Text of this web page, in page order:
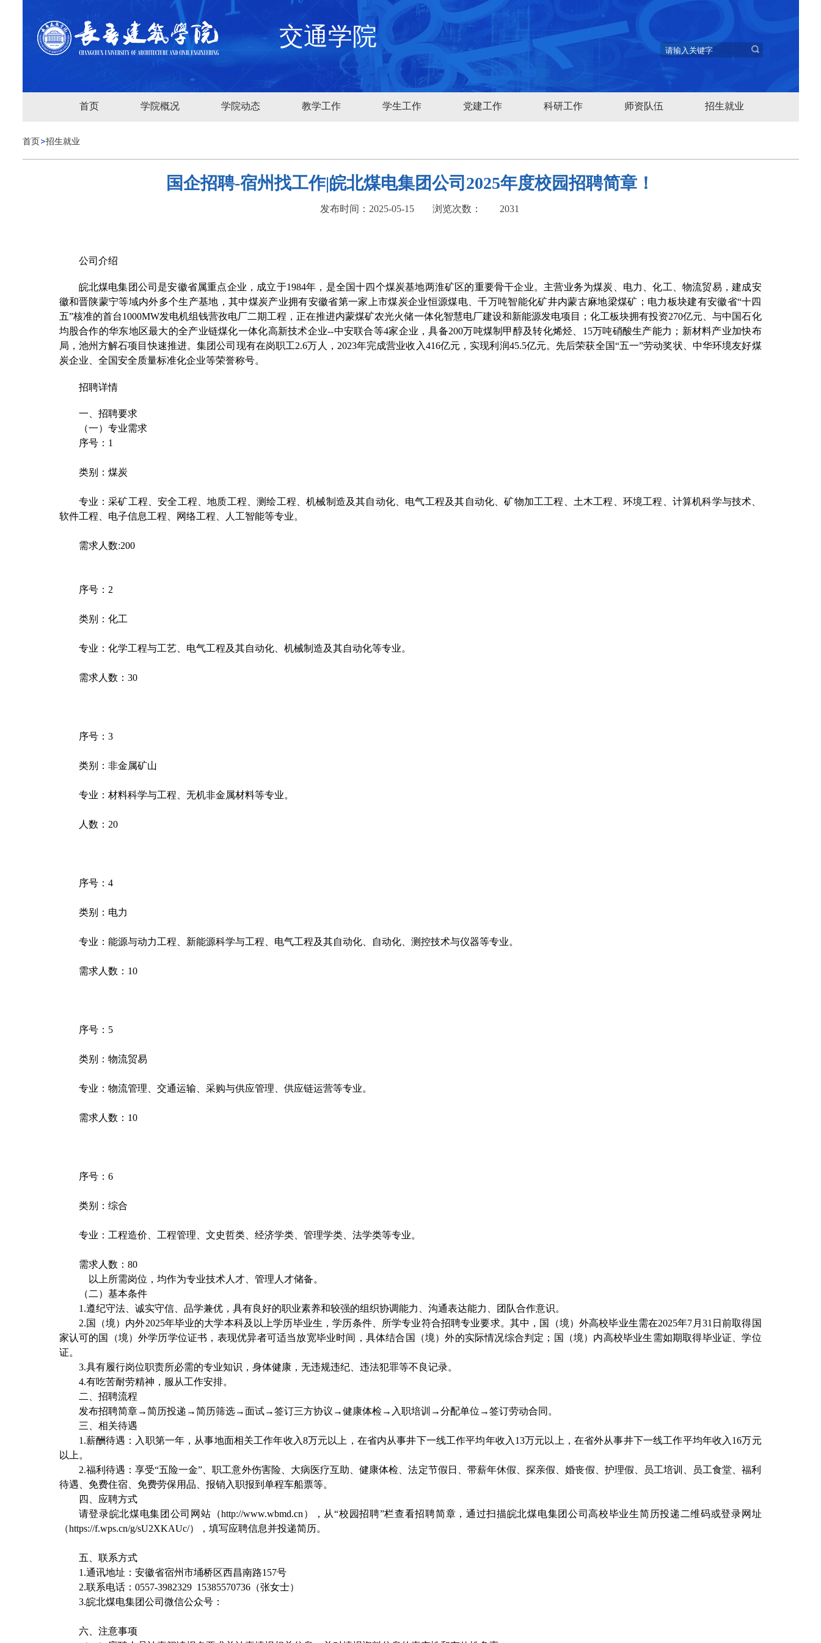
交通学院
首页 学院概况 学院动态 教学工作 学生工作 党建工作 科研工作 师资队伍 招生就业
首页 招生就业
国企招聘-宿州找工作|皖北煤电集团公司2025年度校园招聘简章！
发布时间：2025-05-15 浏览次数： 2031
公司介绍
皖北煤电集团公司是安徽省属重点企业，成立于1984年，是全国十四个煤炭基地两淮矿区的重要骨干企业。主营业务为煤炭、电力、化工、物流贸易，建成安
徽和晋陕蒙宁等域内外多个生产基地，其中煤炭产业拥有安徽省第一家上市煤炭企业恒源煤电、千万吨智能化矿井内蒙古麻地梁煤矿；电力板块建有安徽省“十四
五”核准的首台1000MW发电机组钱营孜电厂二期工程，正在推进内蒙煤矿农光火储一体化智慧电厂建设和新能源发电项目；化工板块拥有投资270亿元、与中国石化
均股合作的华东地区最大的全产业链煤化一体化高新技术企业--中安联合等4家企业，具备200万吨煤制甲醇及转化烯烃、 15万吨硝酸生产能力；新材料产业加快布
局，池州方解石项目快速推进。集团公司现有在岗职工2.6万人， 2023年完成营业收入416亿元，实现利润45.5亿元。先后荣获全国“五一”劳动奖状、中华环境友好煤
炭企业、全国安全质量标准化企业等荣誉称号。
招聘详情
一、招聘要求
（一）专业需求
序号： 1
类别：煤炭
专业：采矿工程、安全工程、地质工程、测绘工程、机械制造及其自动化、电气工程及其自动化、矿物加工工程、土木工程、环境工程、计算机科学与技术、
软件工程、电子信息工程、网络工程、人工智能等专业。
需求人数:200
序号： 2
类别：化工
专业：化学工程与工艺、电气工程及其自动化、机械制造及其自动化等专业。
需求人数： 30
序号： 3
类别：非金属矿山
专业：材料科学与工程、无机非金属材料等专业。
人数： 20
序号： 4
类别：电力
专业：能源与动力工程、新能源科学与工程、电气工程及其自动化、自动化、测控技术与仪器等专业。
需求人数： 10
序号： 5
类别：物流贸易
专业：物流管理、交通运输、采购与供应管理、供应链运营等专业。
需求人数： 10
序号： 6
类别：综合
专业：工程造价、工程管理、文史哲类、经济学类、管理学类、法学类等专业。
需求人数： 80
以上所需岗位，均作为专业技术人才、管理人才储备。
（二）基本条件
1.遵纪守法、诚实守信、品学兼优，具有良好的职业素养和较强的组织协调能力、沟通表达能力、团队合作意识。
2.国（境）内外2025年毕业的大学本科及以上学历毕业生，学历条件、所学专业符合招聘专业要求。其中，国（境）外高校毕业生需在2025年7 月 31 日前取得国
家认可的国（境）外学历学位证书，表现优异者可适当放宽毕业时间，具体结合国（境）外的实际情况综合判定；国（境）内高校毕业生需如期取得毕业证、学位
证。
3.具有履行岗位职责所必需的专业知识，身体健康，无违规违纪、违法犯罪等不良记录。
4.有吃苦耐劳精神，服从工作安排。
二、招聘流程
发布招聘简章→简历投递→简历筛选→面试→签订三方协议→健康体检→入职培训→分配单位→签订劳动合同。
三、相关待遇
1.薪酬待遇：入职第一年，从事地面相关工作年收入8万元以上，在省内从事井下一线工作平均年收入 13万元以上，在省外从事井下一线工作平均年收入 16万元
以上。
2.福利待遇：享受“五险一金”、职工意外伤害险、大病医疗互助、健康体检、法定节假日、带薪年休假、探亲假、婚丧假、护理假、员工培训、员工食堂、福利
待遇、免费住宿、免费劳保用品、报销入职报到单程车船票等。
四、应聘方式
请登录皖北煤电集团公司网站（http://www.wbmd.cn ），从“校园招聘”栏查看招聘简章，通过扫描皖北煤电集团公司高校毕业生简历投递二维码或登录网址
（https://f.wps.cn/g/sU2XKAUc/），填写应聘信息并投递简历。
五、联系方式
1.通讯地址：安徽省宿州市埇桥区西昌南路157号
2.联系电话： 0557-3982329 15385570736（张女士）
3.皖北煤电集团公司微信公众号：
六、注意事项